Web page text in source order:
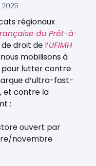
régionaux
du Prêt-à-
droit de l’UFIMH
mobilisons à
pour lutter contre
d’ultra-fast-
et contre la
:
ouvert par
novembre